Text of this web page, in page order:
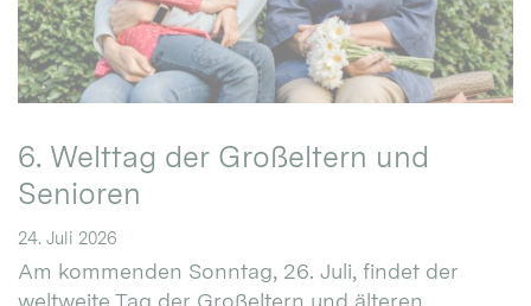
6. Welttag der Großeltern und
Senioren
24. Juli 2026
Am kommenden Sonntag, 26. Juli, findet der
weltweite Tag der Großeltern und älteren